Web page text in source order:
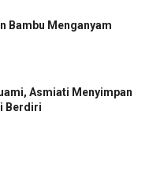
Bambu Menganyam
Asmiati Menyimpan
Berdiri